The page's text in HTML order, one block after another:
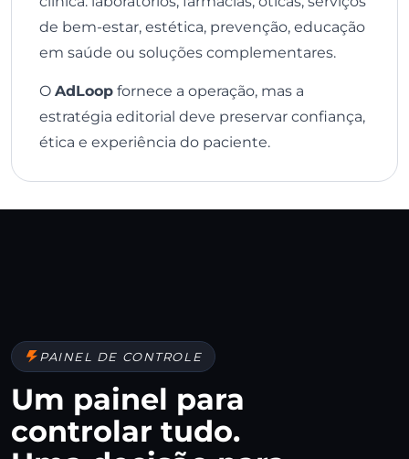
de bem-estar, estética, prevenção, educação
em saúde ou soluções complementares.
O AdLoop fornece a operação, mas a
estratégia editorial deve preservar confiança,
ética e experiência do paciente.
PAINEL DE CONTROLE
Um painel para
controlar tudo.